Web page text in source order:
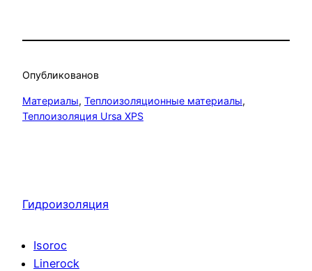
Опубликованов
Материалы, Теплоизоляционные материалы
Теплоизоляция Ursa XPS
Гидроизоляция
Isoroc
Linerock